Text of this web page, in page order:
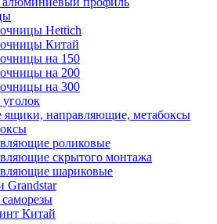
Hettich
Китай
на 150
на 200
на 300
направляющие, метабоксы
роликовые
скрытого монтажа
шариковые
Grandstar
Китай